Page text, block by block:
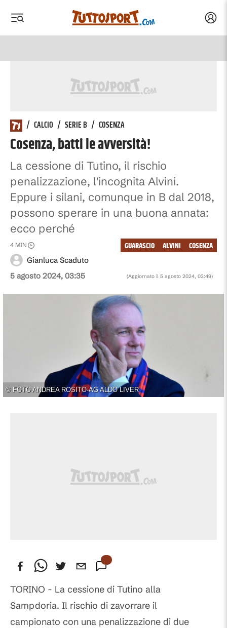
/ CALCIO / SERIE B / COSENZA
Cosenza, batti le avversità!
La cessione di Tutino, il rischio
penalizzazione, l'incognita Alvini.
Eppure i silani, comunque in B dal 2018,
possono sperare in una buona annata:
ecco perché
5 agosto 2024, 03:35 (Aggiornato il 5 agosto 2024, 03:49)
Gianluca Scaduto
4 MIN COSENZA
ALVINI
GUARASCIO
© FOTO ANDREA ROSITO-AG ALDO LIVER
TORINO - La cessione di Tutino alla
Sampdoria. Il rischio di zavorrare il
campionato con una penalizzazione di due